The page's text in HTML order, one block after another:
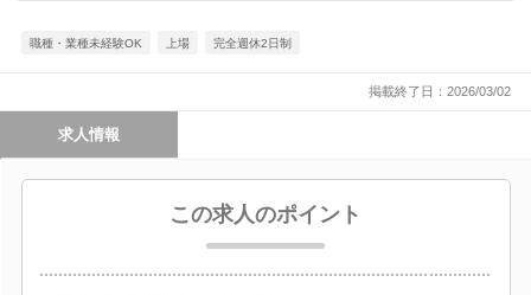
職種・業種未経験OK 上場 完全週休2日制
掲載終了日：2026/03/02
求人情報
この求人のポイント